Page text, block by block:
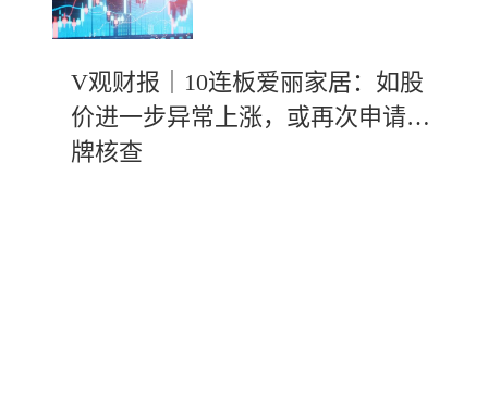
V观财报｜10连板爱丽家居：如股
价进一步异常上涨，或再次申请停
牌核查